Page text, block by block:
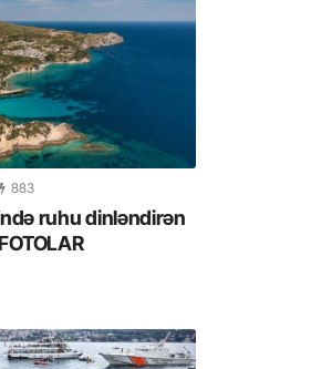
883
ruhu dinləndirən